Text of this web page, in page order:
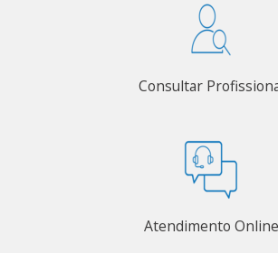
Consultar
Atendimento Online